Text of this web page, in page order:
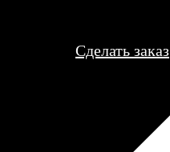
Сделать заказ